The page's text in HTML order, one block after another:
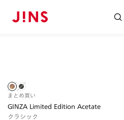
まとめ買い
GINZA Limited Edition Acetate
クラシック